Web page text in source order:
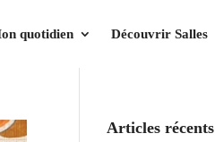
quotidien Découvrir Salles
Articles récents